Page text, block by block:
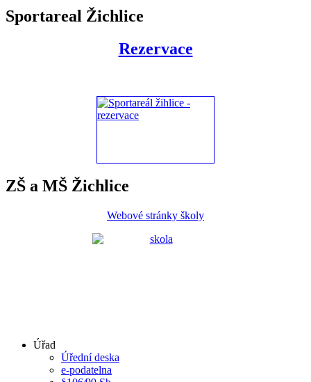
Sportareal Žichlice
Rezervace
ZŠ a MŠ Žichlice
Webové stránky školy
Úřad
Úřední deska
e-podatelna